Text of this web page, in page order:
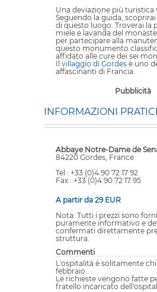
Una deviazione più turistica
Seguendo la guida,
di questo luogo. Troverai la
miele e lavanda del
per partecipare alla
questo monumento
affidato alle cure dei sei
Il villaggio di Gordes è uno
affascinanti di Francia.
Pubblicità
INFORMAZIONI
Abbaye Notre-Dame de
84220 Gordes, France
Tel : +33 (0)4 90 72 17 92
Fax : +33 (0)4 90 72 17 95
A partir da 29 EUR
Nota: Tutti i prezzi sono
puramente informativo e
confermati direttamente
struttura.
Commenti
L'ospitalità è solitamente
febbraio.
Le richieste vengono fatte
fratello incaricato